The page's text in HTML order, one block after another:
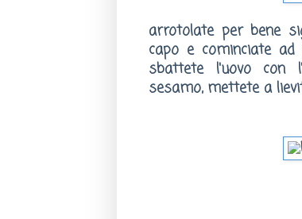
arrotolate per bene
capo e cominciate
sbattete l'uovo con
sesamo, mettete a